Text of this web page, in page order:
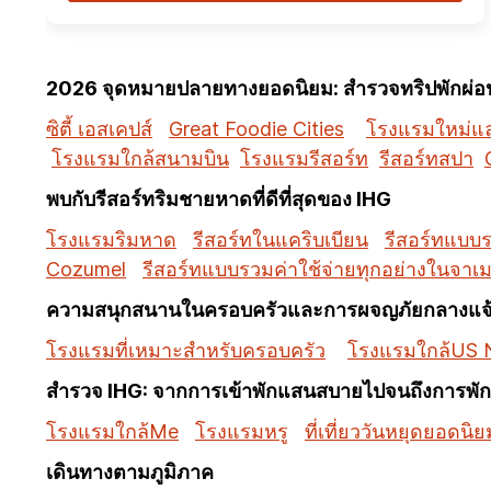
2026 จุดหมายปลายทางยอดนิยม: สำรวจทริปพักผ่
ซิตี้ เอสเคปส์
Great Foodie Cities
โรงแรมใหม่แ
โรงแรมใกล้สนามบิน โรงแรมรีสอร์ท รีสอร์ทสปา
พบกับรีสอร์ทริมชายหาดที่ดีที่สุดของ IHG
โรงแรมริมหาด
รีสอร์ทในแคริบเบียน
รีสอร์ทแบบ
Cozumel
รีสอร์ทแบบรวมค่าใช้จ่ายทุกอย่างในจาเ
ความสนุกสนานในครอบครัวและการผจญภัยกลางแ
โรงแรมที่เหมาะสำหรับครอบครัว
โรงแรมใกล้US
สำรวจ IHG: จากการเข้าพักแสนสบายไปจนถึงการพั
โรงแรมใกล้Me
โรงแรมหรู
ที่เที่ยววันหยุดยอดนิย
เดินทางตามภูมิภาค